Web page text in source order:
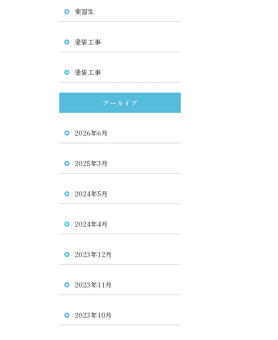
実習生
塗装工事
塗装工事
アーカイブ
2026年6月
2025年3月
2024年5月
2024年4月
2023年12月
2023年11月
2023年10月